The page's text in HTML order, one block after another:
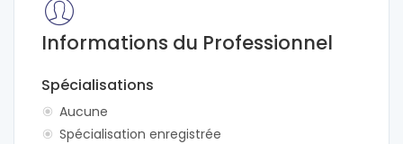
Informations du Professionnel
Spécialisations
Aucune
Spécialisation enregistrée